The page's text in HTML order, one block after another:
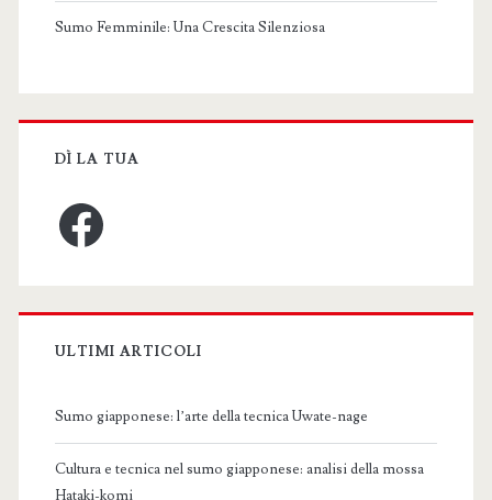
Sumo Femminile: Una Crescita Silenziosa
DÌ LA TUA
Facebook
ULTIMI ARTICOLI
Sumo giapponese: l’arte della tecnica Uwate-nage
Cultura e tecnica nel sumo giapponese: analisi della mossa
Hataki-komi